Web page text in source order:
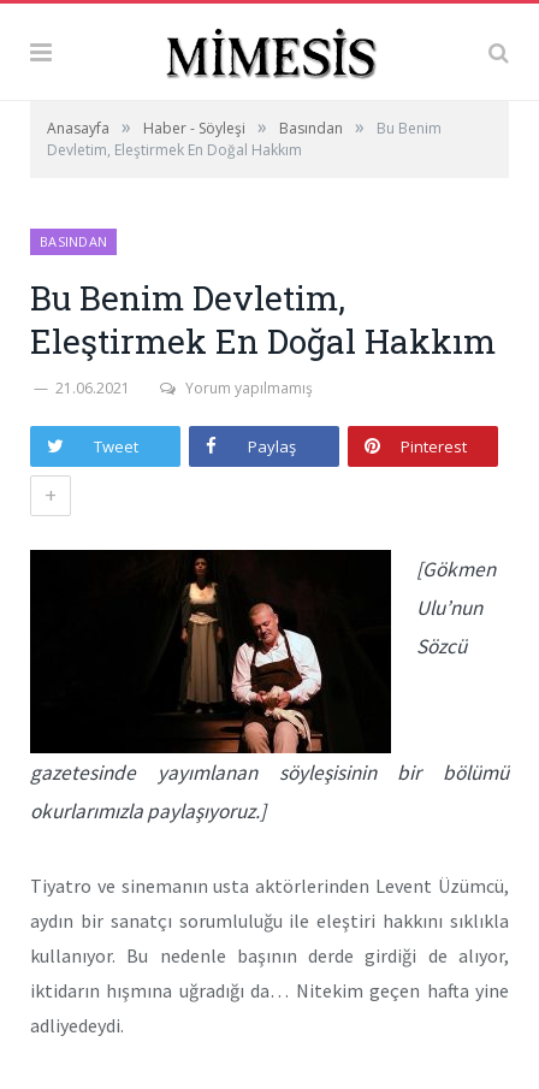
Anasayfa » Haber - Söyleşi » Basından »
Bu Benim
Devletim, Eleştirmek En Doğal Hakkım
BASINDAN
Bu Benim Devletim,
Eleştirmek En Doğal Hakkım
21.06.2021 Yorum yapılmamış
Tweet Paylaş Pinterest
+
[Gökmen
Ulu’nun
Sözcü
gazetesinde yayımlanan söyleşisinin bir bölümü
okurlarımızla paylaşıyoruz.]
Tiyatro ve sinemanın usta aktörlerinden Levent Üzümcü,
aydın bir sanatçı sorumluluğu ile eleştiri hakkını sıklıkla
kullanıyor. Bu nedenle başının derde girdiği de alıyor,
iktidarın hışmına uğradığı da… Nitekim geçen hafta yine
adliyedeydi.